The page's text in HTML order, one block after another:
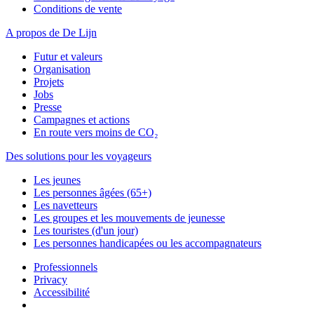
Conditions de vente
A propos de De Lijn
Futur et valeurs
Organisation
Projets
Jobs
Presse
Campagnes et actions
En route vers moins de CO₂
Des solutions pour les voyageurs
Les jeunes
Les personnes âgées (65+)
Les navetteurs
Les groupes et les mouvements de jeunesse
Les touristes (d'un jour)
Les personnes handicapées ou les accompagnateurs
Professionnels
Privacy
Accessibilité